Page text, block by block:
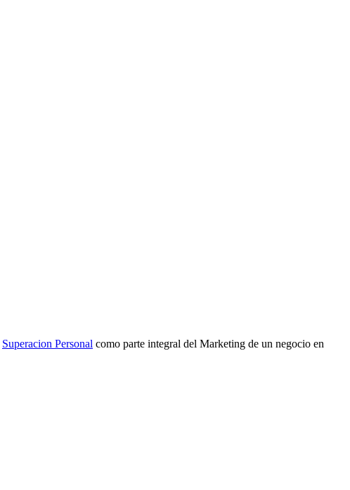
Superacion Personal como parte integral del Marketing de un negocio en